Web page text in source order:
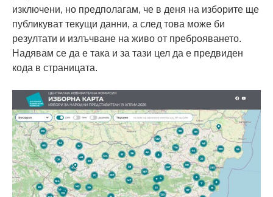
изключени, но предполагам, че в деня на изборите ще
публикуват текущи данни, а след това може би
резултати и излъчване на живо от преброяването.
Надявам се да е така и за тази цел да е предвиден
кода в страницата.